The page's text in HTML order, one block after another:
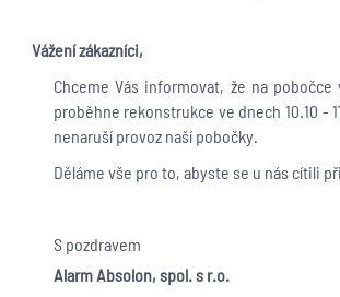
Vážení zákazníci,
Chceme Vás informovat, že na
proběhne rekonstrukce ve dnech 10.10 -
nenaruší provoz naší pobočky.
Děláme vše pro to, abyste se u nás cítili
S pozdravem
Alarm Absolon, spol. s r.o.